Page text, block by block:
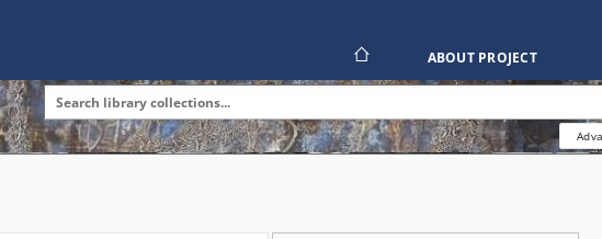
ABOUT PROJECT